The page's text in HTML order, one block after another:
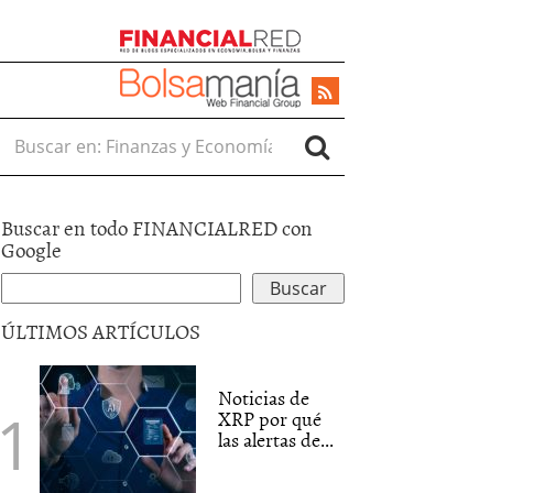
Buscar en:
Buscar en todo FINANCIALRED con
Google
ÚLTIMOS ARTÍCULOS
Noticias de
XRP por qué
las alertas de...